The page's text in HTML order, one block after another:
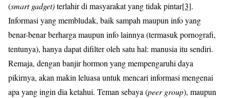
(smart gadget)terlahir di masyarakat yang tidak pintar[3].
Informasi yang membludak, baik sampah maupun info yang
benar-benar berharga maupun info lainnya (termasuk pornografi,
tentunya), hanya dapat difilter oleh satu hal: manusia itu sendiri.
Remaja, dengan banjir hormon yang mempengaruhi daya
pikirnya, akan makin leluasa untuk mencari informasi mengenai
apa yang ingin dia ketahui. Teman sebaya (peer group), maupun